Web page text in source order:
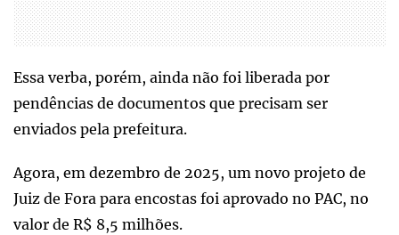
Essa verba, porém, ainda não foi liberada por
pendências de documentos que precisam ser
enviados pela prefeitura.
Agora, em dezembro de 2025, um novo projeto de
Juiz de Fora para encostas foi aprovado no PAC, no
valor de R$ 8,5 milhões.